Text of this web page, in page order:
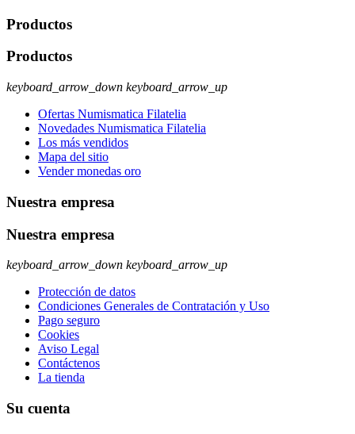
Productos
Productos
keyboard_arrow_down keyboard_arrow_up
Ofertas Numismatica Filatelia
Novedades Numismatica Filatelia
Los más vendidos
Mapa del sitio
Vender monedas oro
Nuestra empresa
Nuestra empresa
keyboard_arrow_down keyboard_arrow_up
Protección de datos
Condiciones Generales de Contratación y Uso
Pago seguro
Cookies
Aviso Legal
Contáctenos
La tienda
Su cuenta